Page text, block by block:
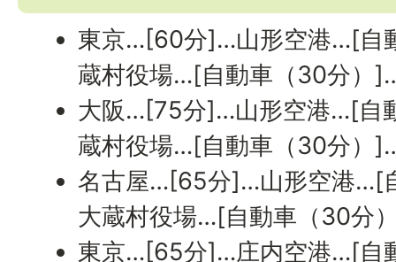
東京…[60分]…山形空港…[自
蔵村役場…[自動車（30分）
大阪…[75分]…山形空港…[自
蔵村役場…[自動車（30分）
名古屋…[65分]…山形空港…[
大蔵村役場…[自動車（30分
東京…[65分]…庄内空港…[自